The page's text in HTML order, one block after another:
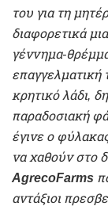
του για τη
διαφορετικά
γέννημα-
επαγγελματική
κρητικό λάδι,
παραδοσιακή
έγινε ο
να χαθούν στο
AgrecoFarms
αντάξιοι